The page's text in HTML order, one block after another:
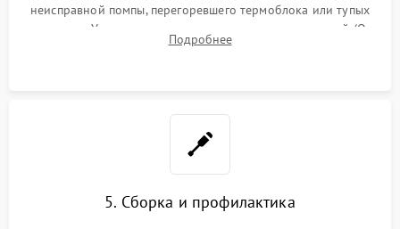
неисправной помпы, перегоревшего термоблока или тупых
жерновов. Установка новых силиконовых уплотнителей (O-
ring) и тефлоновых трубок для надежного устранения
Подробнее
5. Сборка и профилактика